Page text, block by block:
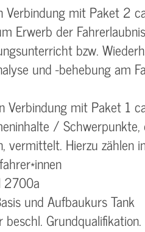
Verbindung mit Paket 2
Erwerb der
bzw.
und -behebung am
Verbindung mit Paket 1
/
vermittelt. Hierzu zählen
2700a
und Aufbaukurs Tank
Grundqualifikation.